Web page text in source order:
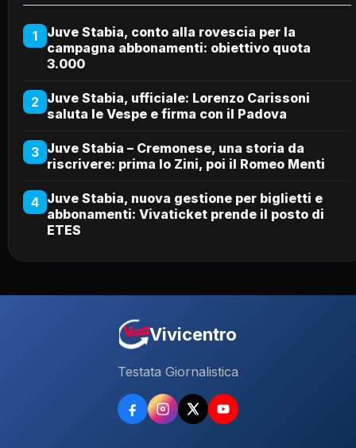
1
Juve Stabia, conto alla rovescia per la
campagna abbonamenti: obiettivo quota
3.000
2 Juve Stabia, ufficiale: Lorenzo Carissoni
saluta le Vespe e firma con il Padova
3 Juve Stabia – Cremonese, una storia da
riscrivere: prima lo Zini, poi il Romeo Menti
4 Juve Stabia, nuova gestione per biglietti e
abbonamenti: Vivaticket prende il posto di
ETES
Vivicentro
Testata Giornalistica